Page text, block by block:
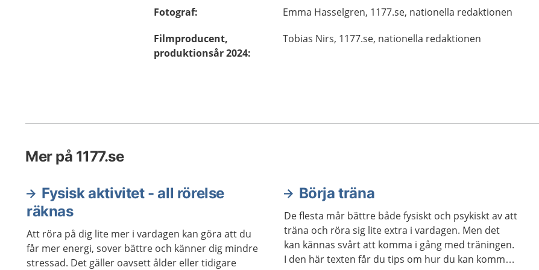
Fotograf: Emma Hasselgren, 1177.se, nationella redaktionen
Filmproducent,
produktionsår 2024:
Tobias Nirs, 1177.se, nationella redaktionen
Mer på 1177.se
Fysisk aktivitet - all rörelse
räknas
Att röra på dig lite mer i vardagen kan göra att du
får mer energi, sover bättre och känner dig mindre
stressad. Det gäller oavsett ålder eller tidigare
Börja träna
De flesta mår bättre både fysiskt och psykiskt av att
träna och röra sig lite extra i vardagen. Men det
kan kännas svårt att komma i gång med träningen.
I den här texten får du tips om hur du kan komma i